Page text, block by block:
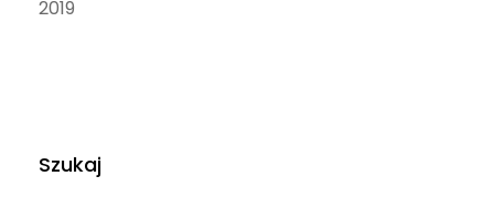
2019
Szukaj